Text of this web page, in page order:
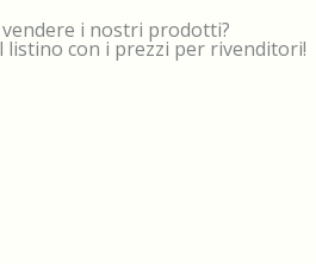
i nostri prodotti?
con i prezzi per rivenditori!